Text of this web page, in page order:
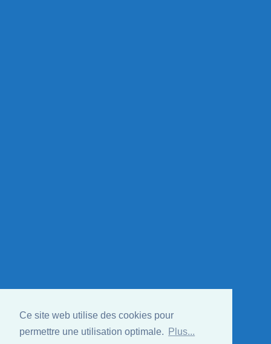
Ce site web utilise des cookies pour
permettre une utilisation optimale.
Plus...